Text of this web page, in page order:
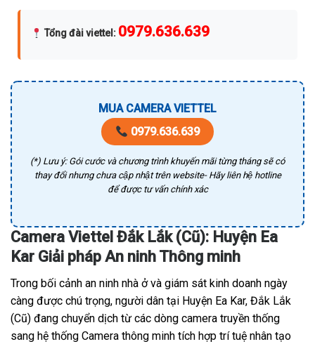
Tổng đài viettel : 0979.636.639
MUA CAMERA VIETTEL
0979.636.639
(*) Lưu ý: Gói cước và chương trình khuyến mãi từng tháng sẽ có
thay đổi nhưng chưa cập nhật trên website- Hãy liên hệ hotline
để được tư vấn chính xác
Camera Viettel Đắk Lắk (Cũ): Huyện Ea
Kar Giải pháp An ninh Thông minh
Trong bối cảnh an ninh nhà ở và giám sát kinh doanh ngày
càng được chú trọng, người dân tại Huyện Ea Kar, Đắk Lắk
(Cũ) đang chuyển dịch từ các dòng camera truyền thống
sang hệ thống Camera thông minh tích hợp trí tuệ nhân tạo